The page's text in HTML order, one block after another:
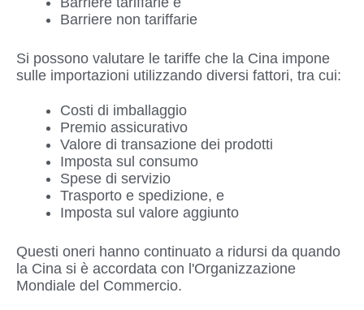
Barriere non tariffarie
Si possono valutare le tariffe che la Cina impone
sulle importazioni utilizzando diversi fattori, tra cui:
Costi di imballaggio
Premio assicurativo
Valore di transazione dei prodotti
Imposta sul consumo
Spese di servizio
Trasporto e spedizione, e
Imposta sul valore aggiunto
Questi oneri hanno continuato a ridursi da quando
la Cina si è accordata con l'Organizzazione
Mondiale del Commercio.